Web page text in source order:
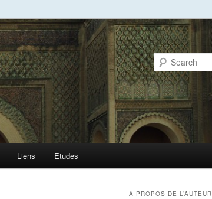
Liens Etudes
A PROPOS DE L’AUTEUR